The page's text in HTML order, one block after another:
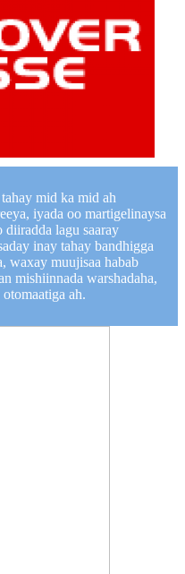
mid ka mid ah
iyada oo martigelinaysa
lagu saaray
inay tahay bandhigga
waxay muujisaa habab
mishiinnada warshadaha,
ah.